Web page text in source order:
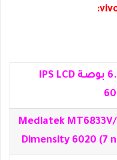
6.64 بوصة IPS LCD
Mediatek
Dimensity 6020 (7